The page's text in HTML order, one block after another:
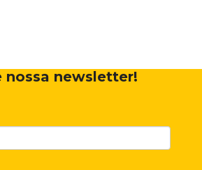
nossa newsletter!